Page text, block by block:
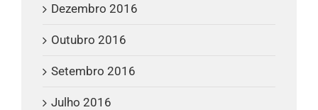
Dezembro 2016
Outubro 2016
Setembro 2016
Julho 2016